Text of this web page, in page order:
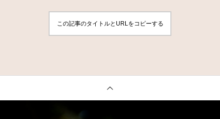
この記事のタイトルとURLをコピーする